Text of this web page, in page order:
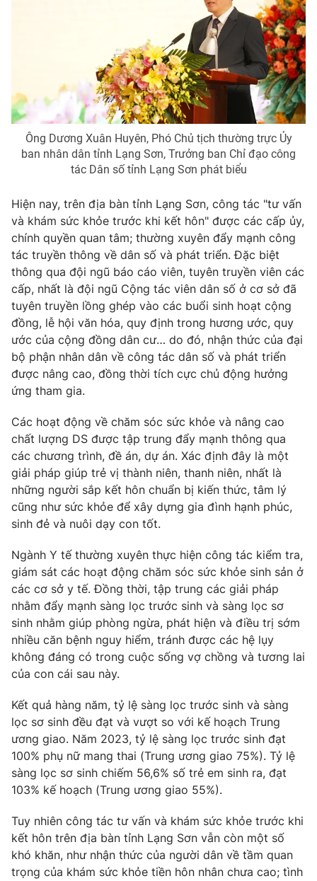
Ông Dương Xuân Huyên, Phó Chủ tịch thường trực Ủy
ban nhân dân tỉnh Lạng Sơn, Trưởng ban Chỉ đạo công
tác Dân số tỉnh Lạng Sơn phát biểu
Hiện nay, trên địa bàn tỉnh Lạng Sơn, công tác "tư vấn
và khám sức khỏe trước khi kết hôn" được các cấp ủy,
chính quyền quan tâm; thường xuyên đẩy mạnh công
tác truyền thông về dân số và phát triển. Đặc biệt
thông qua đội ngũ báo cáo viên, tuyên truyền viên các
cấp, nhất là đội ngũ Cộng tác viên dân số ở cơ sở đã
tuyên truyền lồng ghép vào các buổi sinh hoạt cộng
đồng, lễ hội văn hóa, quy định trong hương ước, quy
ước của cộng đồng dân cư… do đó, nhận thức của đại
bộ phận nhân dân về công tác dân số và phát triển
được nâng cao, đồng thời tích cực chủ động hưởng
ứng tham gia.
Các hoạt động về chăm sóc sức khỏe và nâng cao
chất lượng DS được tập trung đẩy mạnh thông qua
các chương trình, đề án, dự án. Xác định đây là một
giải pháp giúp trẻ vị thành niên, thanh niên, nhất là
những người sắp kết hôn chuẩn bị kiến thức, tâm lý
cũng như sức khỏe để xây dựng gia đình hạnh phúc,
sinh đẻ và nuôi dạy con tốt.
Ngành Y tế thường xuyên thực hiện công tác kiểm tra,
giám sát các hoạt động chăm sóc sức khỏe sinh sản ở
các cơ sở y tế. Đồng thời, tập trung các giải pháp
nhằm đẩy mạnh sàng lọc trước sinh và sàng lọc sơ
sinh nhằm giúp phòng ngừa, phát hiện và điều trị sớm
nhiều căn bệnh nguy hiểm, tránh được các hệ lụy
không đáng có trong cuộc sống vợ chồng và tương lai
của con cái sau này.
Kết quả hàng năm, tỷ lệ sàng lọc trước sinh và sàng
lọc sơ sinh đều đạt và vượt so với kế hoạch Trung
ương giao. Năm 2023, tỷ lệ sàng lọc trước sinh đạt
100% phụ nữ mang thai (Trung ương giao 75%). Tỷ lệ
sàng lọc sơ sinh chiếm 56,6% số trẻ em sinh ra, đạt
103% kế hoạch (Trung ương giao 55%).
Tuy nhiên công tác tư vấn và khám sức khỏe trước khi
kết hôn trên địa bàn tỉnh Lạng Sơn vẫn còn một số
khó khăn, như nhận thức của người dân về tầm quan
trọng của khám sức khỏe tiền hôn nhân chưa cao; tình